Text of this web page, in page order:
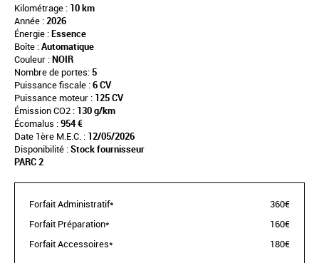
Kilométrage : 10 km
Année :2026
Énergie :Essence
Boîte :Automatique
Couleur :NOIR
Nombre de portes:5
Puissance fiscale :6 CV
Puissance moteur : 125 CV
Émission CO2 : 130 g/km
Écomalus :954 €
Date 1ère M.E.C. : 12/05/2026
Disponibilité :Stock fournisseur
PARC 2
Forfait Administratif*
360€
Forfait Préparation*
160€
Forfait Accessoires*
180€